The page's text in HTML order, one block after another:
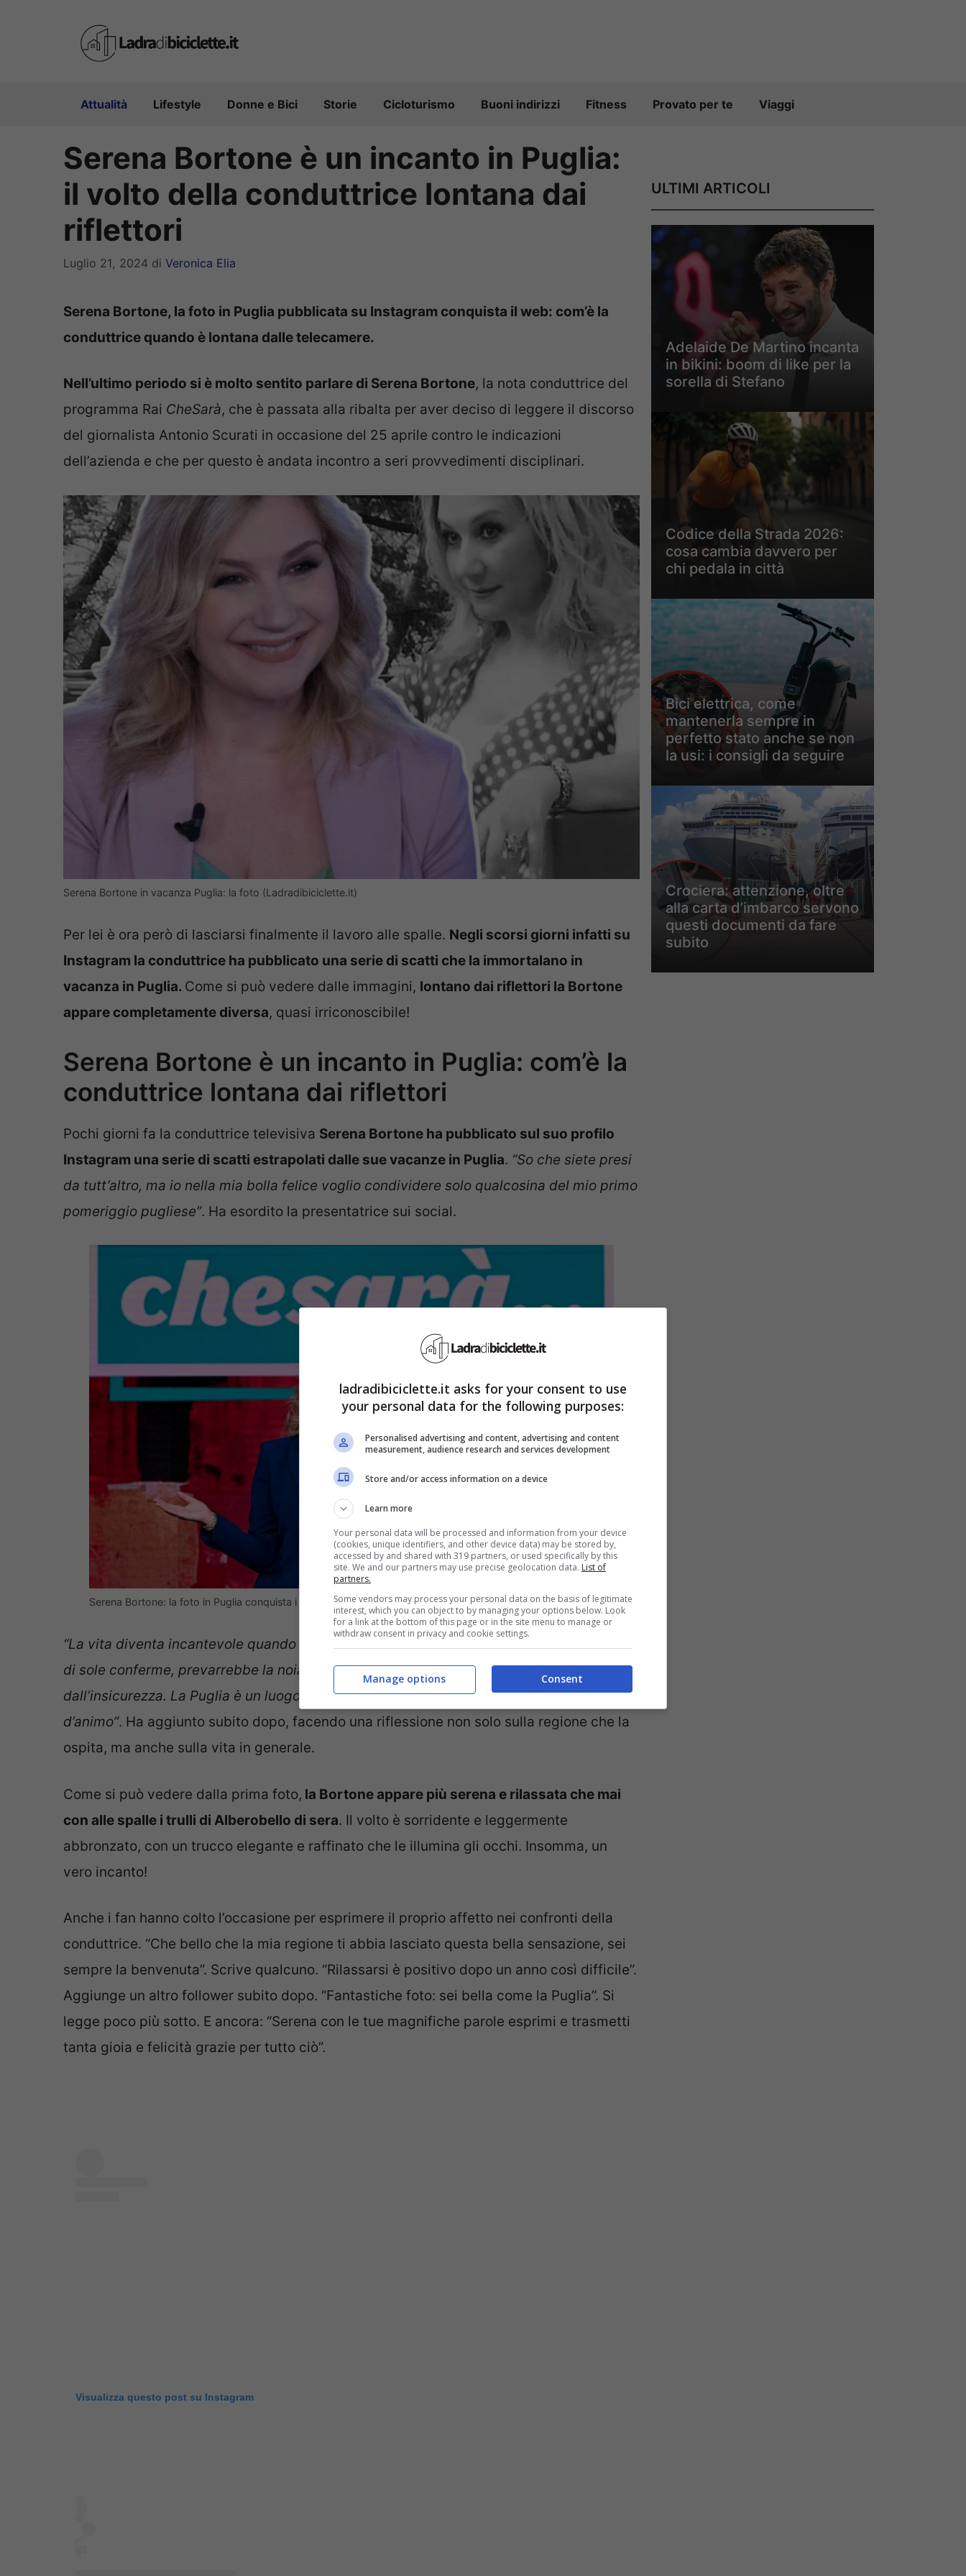
Attualità Lifestyle Donne e Bici Storie Cicloturismo Buoni indirizzi Fitness Provato per te Viaggi
Serena Bortone è un incanto in Puglia:
il volto della conduttrice lontana dai
riflettori
Luglio 21, 2024 di Veronica Elia
Serena Bortone, la foto in Puglia pubblicata su Instagram conquista il web: com’è la
conduttrice quando è lontana dalle telecamere.
Nell’ultimo periodo si è molto sentito parlare di Serena Bortone, la nota conduttrice del
programma Rai CheSarà, che è passata alla ribalta per aver deciso di leggere il discorso
del giornalista Antonio Scurati in occasione del 25 aprile contro le indicazioni
dell’azienda e che per questo è andata incontro a seri provvedimenti disciplinari.
Serena Bortone in vacanza Puglia: la foto (Ladradibiciclette.it)
Per lei è ora però di lasciarsi finalmente il lavoro alle spalle. Negli scorsi giorni infatti su
Instagram la conduttrice ha pubblicato una serie di scatti che la immortalano in
vacanza in Puglia. Come si può vedere dalle immagini, lontano dai riflettori la Bortone
appare completamente diversa, quasi irriconoscibile!
Serena Bortone è un incanto in Puglia: com’è la
conduttrice lontana dai riflettori
Pochi giorni fa la conduttrice televisiva Serena Bortone ha pubblicato sul suo profilo
Instagram una serie di scatti estrapolati dalle sue vacanze in Puglia. “So che siete presi
da tutt’altro, ma io nella mia bolla felice voglio condividere solo qualcosina del mio primo
pomeriggio pugliese”. Ha esordito la presentatrice sui social.
Serena Bortone: la foto in Puglia conquista i fan (Fonte: Ansa – Ladradibiciclette.it)
“La vita diventa incantevole quando si uniscono le conferme alle sorprese. Se vivessimo
di sole conferme, prevarrebbe la noia, se di solo sorprese, ci ritroveremmo travolti
dall’insicurezza. La Puglia è un luogo dove si ritrova l’armonia tra questi due stati
d’animo”. Ha aggiunto subito dopo, facendo una riflessione non solo sulla regione che la
ospita, ma anche sulla vita in generale.
Come si può vedere dalla prima foto, la Bortone appare più serena e rilassata che mai
con alle spalle i trulli di Alberobello di sera. Il volto è sorridente e leggermente
abbronzato, con un trucco elegante e raffinato che le illumina gli occhi. Insomma, un
vero incanto!
Anche i fan hanno colto l’occasione per esprimere il proprio affetto nei confronti della
conduttrice. “Che bello che la mia regione ti abbia lasciato questa bella sensazione, sei
sempre la benvenuta”. Scrive qualcuno. “Rilassarsi è positivo dopo un anno così difficile”.
Aggiunge un altro follower subito dopo. “Fantastiche foto: sei bella come la Puglia”. Si
legge poco più sotto. E ancora: “Serena con le tue magnifiche parole esprimi e trasmetti
tanta gioia e felicità grazie per tutto ciò”.
Visualizza questo post su Instagram
ULTIMI ARTICOLI
Adelaide De Martino incanta
in bikini: boom di like per la
sorella di Stefano
Codice della Strada 2026:
cosa cambia davvero per
chi pedala in città
Bici elettrica, come
mantenerla sempre in
perfetto stato anche se non
la usi: i consigli da seguire
Crociera: attenzione, oltre
alla carta d’imbarco servono
questi documenti da fare
subito
ladradibiciclette.it asks for your consent to use
your personal data for the following purposes:
Personalised advertising and content, advertising and content
measurement, audience research and services development
Store and/or access information on a device
Learn more
Your personal data will be processed and information from your device
(cookies, unique identifiers, and other device data) may be stored by,
accessed by and shared with 319 partners, or used specifically by this
site. We and our partners may use precise geolocation data. List of
partners.
Some vendors may process your personal data on the basis of legitimate
interest, which you can object to by managing your options below. Look
for a link at the bottom of this page or in the site menu to manage or
withdraw consent in privacy and cookie settings.
Consent
Manage options